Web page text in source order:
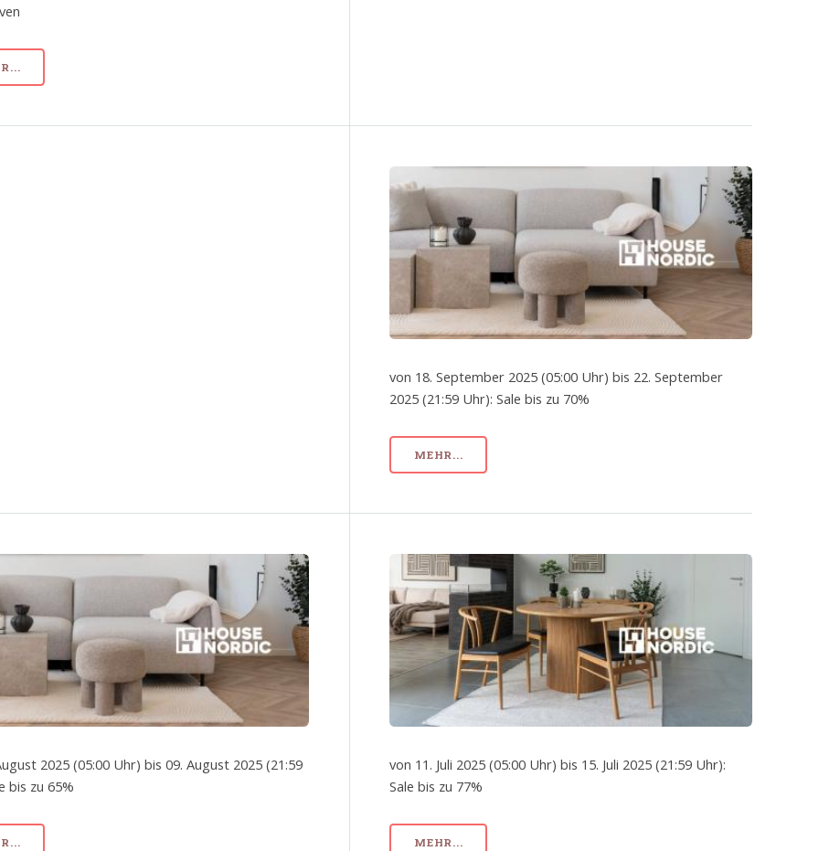
von 18. September 2025 (05:00 Uhr) bis 22. September
2025 (21:59 Uhr): Sale bis zu 70%
MEHR...
2025 (05:00 Uhr) bis 09. August 2025 (21:59
bis zu 65%
von 11. Juli 2025 (05:00 Uhr) bis 15. Juli 2025 (21:59 Uhr):
Sale bis zu 77%
MEHR...